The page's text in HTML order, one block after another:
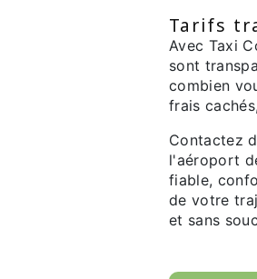
Tarifs
Avec Taxi
sont
combien
frais
Contactez
l'aéroport
fiable,
de votre
et sans